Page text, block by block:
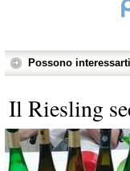
Possono
Il Riesling